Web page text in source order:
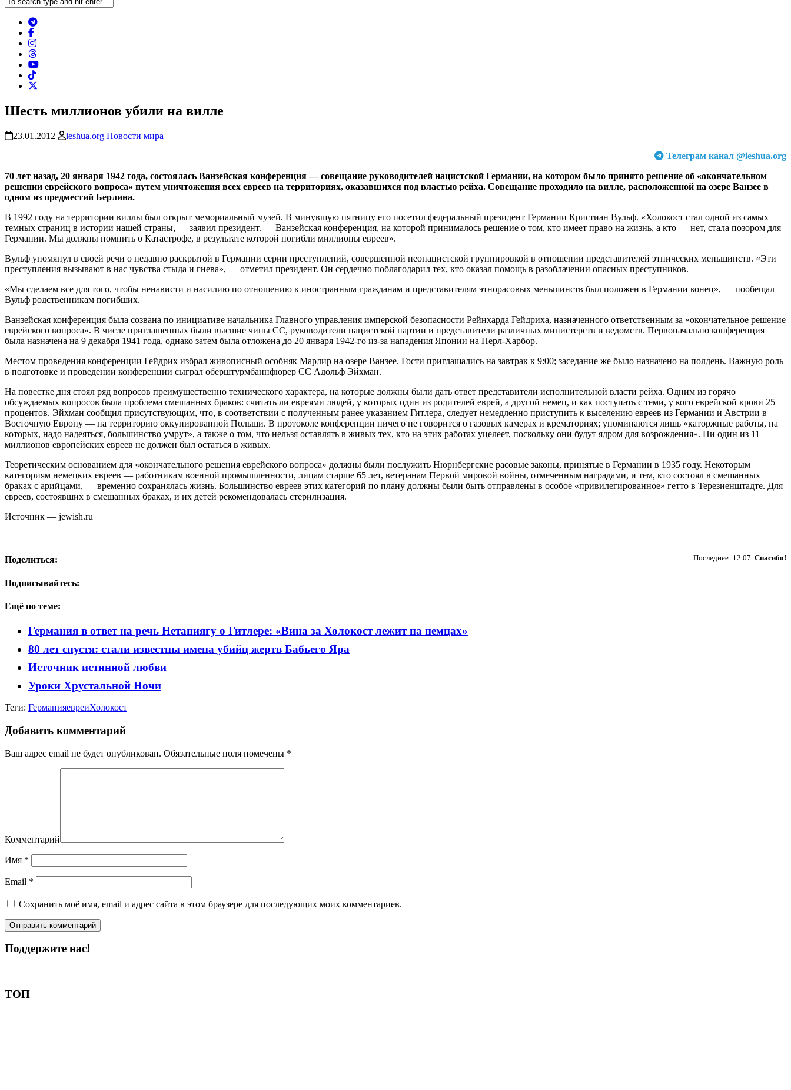
Шесть миллионов убили на вилле
23.01.2012 ieshua.org Новости мира
Телеграм канал @ieshua.org
70 лет назад, 20 января 1942 года, состоялась Ванзейская конференция — совещание руководителей нацистской Германии, на котором было принято решение об «окончательном
решении еврейского вопроса» путем уничтожения всех евреев на территориях, оказавшихся под властью рейха. Совещание проходило на вилле, расположенной на озере Ванзее в
одном из предместий Берлина.
В 1992 году на территории виллы был открыт мемориальный музей. В минувшую пятницу его посетил федеральный президент Германии Кристиан Вульф. «Холокост стал одной из самых
темных страниц в истории нашей страны, — заявил президент. — Ванзейская конференция, на которой принималось решение о том, кто имеет право на жизнь, а кто — нет, стала позором для
Германии. Мы должны помнить о Катастрофе, в результате которой погибли миллионы евреев».
Вульф упомянул в своей речи о недавно раскрытой в Германии серии преступлений, совершенной неонацистской группировкой в отношении представителей этнических меньшинств. «Эти
преступления вызывают в нас чувства стыда и гнева», — отметил президент. Он сердечно поблагодарил тех, кто оказал помощь в разоблачении опасных преступников.
«Мы сделаем все для того, чтобы ненависти и насилию по отношению к иностранным гражданам и представителям этнорасовых меньшинств был положен в Германии конец», — пообещал
Вульф родственникам погибших.
Ванзейская конференция была созвана по инициативе начальника Главного управления имперской безопасности Рейнхарда Гейдриха, назначенного ответственным за «окончательное решение
еврейского вопроса». В числе приглашенных были высшие чины СС, руководители нацистской партии и представители различных министерств и ведомств. Первоначально конференция
была назначена на 9 декабря 1941 года, однако затем была отложена до 20 января 1942-го из-за нападения Японии на Перл-Харбор.
Местом проведения конференции Гейдрих избрал живописный особняк Марлир на озере Ванзее. Гости приглашались на завтрак к 9:00; заседание же было назначено на полдень. Важную роль
в подготовке и проведении конференции сыграл оберштурмбаннфюрер СС Адольф Эйхман.
На повестке дня стоял ряд вопросов преимущественно технического характера, на которые должны были дать ответ представители исполнительной власти рейха. Одним из горячо
обсуждаемых вопросов была проблема смешанных браков: считать ли евреями людей, у которых один из родителей еврей, а другой немец, и как поступать с теми, у кого еврейской крови 25
процентов. Эйхман сообщил присутствующим, что, в соответствии с полученным ранее указанием Гитлера, следует немедленно приступить к выселению евреев из Германии и Австрии в
Восточную Европу — на территорию оккупированной Польши. В протоколе конференции ничего не говорится о газовых камерах и крематориях; упоминаются лишь «каторжные работы, на
которых, надо надеяться, большинство умрут», а также о том, что нельзя оставлять в живых тех, кто на этих работах уцелеет, поскольку они будут ядром для возрождения». Ни один из 11
миллионов европейских евреев не должен был остаться в живых.
Теоретическим основанием для «окончательного решения еврейского вопроса» должны были послужить Нюрнбергские расовые законы, принятые в Германии в 1935 году. Некоторым
категориям немецких евреев — работникам военной промышленности, лицам старше 65 лет, ветеранам Первой мировой войны, отмеченным наградами, и тем, кто состоял в смешанных
браках с арийцами, — временно сохранялась жизнь. Большинство евреев этих категорий по плану должны были быть отправлены в особое «привилегированное» гетто в Терезиенштадте. Для
евреев, состоявших в смешанных браках, и их детей рекомендовалась стерилизация.
Источник — jewish.ru
Последнее: 12.07. Спасибо!
Поделиться:
Подписывайтесь:
Ещё по теме:
Германия в ответ на речь Нетаниягу о Гитлере: «Вина за Холокост лежит на немцах»
80 лет спустя: стали известны имена убийц жертв Бабьего Яра
Источник истинной любви
Уроки Хрустальной Ночи
Теги: ГерманияевреиХолокост
Добавить комментарий
Ваш адрес email не будет опубликован. Обязательные поля помечены *
Комментарий
Имя *
Email *
Сохранить моё имя, email и адрес сайта в этом браузере для последующих моих комментариев.
Поддержите нас!
ТОП